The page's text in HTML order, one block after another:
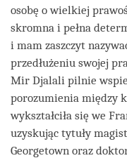
osobę o wielkiej
skromna i pełna
i mam zaszczyt
przedłużeniu swojej
Mir Djalali pilnie
porozumienia między
wykształciła się we
uzyskując tytuły
Georgetown oraz